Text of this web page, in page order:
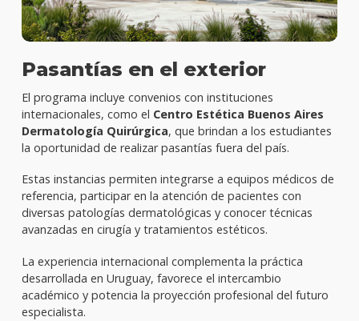
Pasantías en el exterior
El programa incluye convenios con instituciones
internacionales, como el Centro Estética Buenos Aires
Dermatología Quirúrgica, que brindan a los estudiantes
la oportunidad de realizar pasantías fuera del país.
Estas instancias permiten integrarse a equipos médicos de
referencia, participar en la atención de pacientes con
diversas patologías dermatológicas y conocer técnicas
avanzadas en cirugía y tratamientos estéticos.
La experiencia internacional complementa la práctica
desarrollada en Uruguay, favorece el intercambio
académico y potencia la proyección profesional del futuro
especialista.